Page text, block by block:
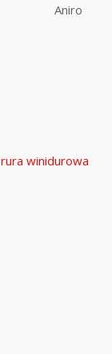
Aniro
rura winidurowa